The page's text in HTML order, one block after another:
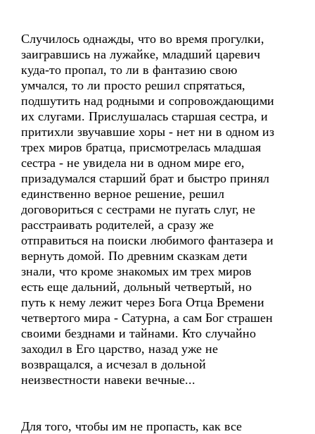
Случилось однажды, что во время прогулки,
заигравшись на лужайке, младший царевич
куда-то пропал, то ли в фантазию свою
умчался, то ли просто решил спрятаться,
подшутить над родными и сопровождающими
их слугами. Прислушалась старшая сестра, и
притихли звучавшие хоры - нет ни в одном из
трех миров братца, присмотрелась младшая
сестра - не увидела ни в одном мире его,
призадумался старший брат и быстро принял
единственно верное решение, решил
договориться с сестрами не пугать слуг, не
расстраивать родителей, а сразу же
отправиться на поиски любимого фантазера и
вернуть домой. По древним сказкам дети
знали, что кроме знакомых им трех миров
есть еще дальний, дольный четвертый, но
путь к нему лежит через Бога Отца Времени
четвертого мира - Сатурна, а сам Бог страшен
своими безднами и тайнами. Кто случайно
заходил в Его царство, назад уже не
возвращался, а исчезал в дольной
неизвестности навеки вечные...
Для того, чтобы им не пропасть, как все